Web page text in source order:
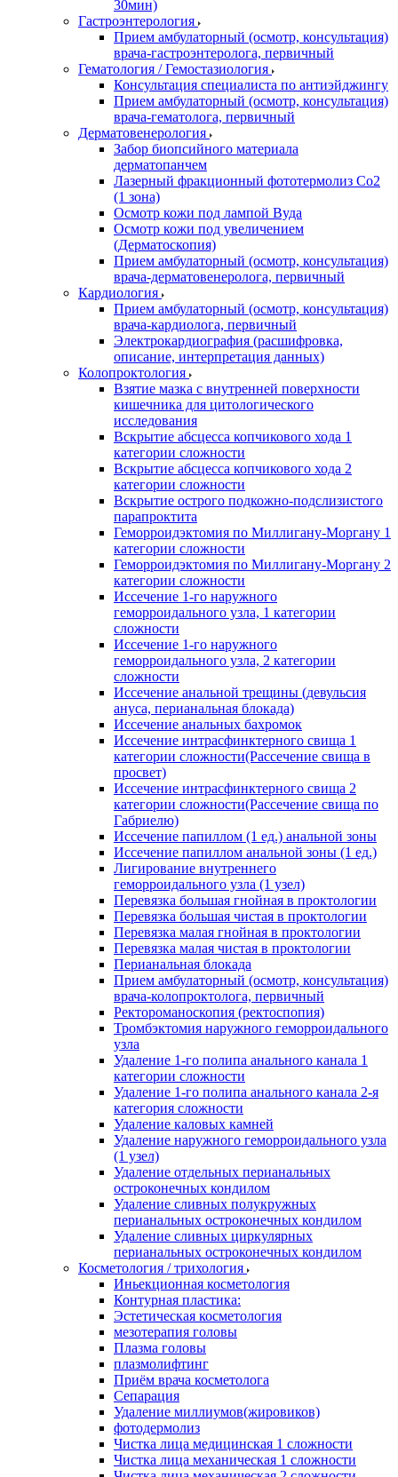
30мин)
Гастроэнтерология
Прием амбулаторный (осмотр, консультация)
врача-гастроэнтеролога, первичный
Гематология / Гемостазиология
Консультация специалиста по антиэйджингу
Прием амбулаторный (осмотр, консультация)
врача-гематолога, первичный
Дерматовенерология
Забор биопсийного материала
дерматопанчем
Лазерный фракционный фототермолиз Со2
(1 зона)
Осмотр кожи под лампой Вуда
Осмотр кожи под увеличением
(Дерматоскопия)
Прием амбулаторный (осмотр, консультация)
врача-дерматовенеролога, первичный
Кардиология
Прием амбулаторный (осмотр, консультация)
врача-кардиолога, первичный
Электрокардиография (расшифровка,
описание, интерпретация данных)
Колопроктология
Взятие мазка с внутренней поверхности
кишечника для цитологического
исследования
Вскрытие абсцесса копчикового хода 1
категории сложности
Вскрытие абсцесса копчикового хода 2
категории сложности
Вскрытие острого подкожно-подслизистого
парапроктита
Геморроидэктомия по Миллигану-Моргану 1
категории сложности
Геморроидэктомия по Миллигану-Моргану 2
категории сложности
Иссечение 1-го наружного
геморроидального узла, 1 категории
сложности
Иссечение 1-го наружного
геморроидального узла, 2 категории
сложности
Иссечение анальной трещины (девульсия
ануса, перианальная блокада)
Иссечение анальных бахромок
Иссечение интрасфинктерного свища 1
категории сложности(Рассечение свища в
просвет)
Иссечение интрасфинктерного свища 2
категории сложности(Рассечение свища по
Габриелю)
Иссечение папиллом (1 ед.) анальной зоны
Иссечение папиллом анальной зоны (1 ед.)
Лигирование внутреннего
геморроидального узла (1 узел)
Перевязка большая гнойная в проктологии
Перевязка большая чистая в проктологии
Перевязка малая гнойная в проктологии
Перевязка малая чистая в проктологии
Перианальная блокада
Прием амбулаторный (осмотр, консультация)
врача-колопроктолога, первичный
Ректороманоскопия (ректоспопия)
Тромбэктомия наружного геморроидального
узла
Удаление 1-го полипа анального канала 1
категории сложности
Удаление 1-го полипа анального канала 2-я
категория сложности
Удаление каловых камней
Удаление наружного геморроидального узла
(1 узел)
Удаление отдельных перианальных
остроконечных кондилом
Удаление сливных полукружных
перианальных остроконечных кондилом
Удаление сливных циркулярных
перианальных остроконечных кондилом
Косметология / трихология
Иньекционная косметология
Контурная пластика:
Эстетическая косметология
мезотерапия головы
Плазма головы
плазмолифтинг
Приём врача косметолога
Сепарация
Удаление миллиумов(жировиков)
фотодермолиз
Чистка лица медицинская 1 сложности
Чистка лица механическая 1 сложности